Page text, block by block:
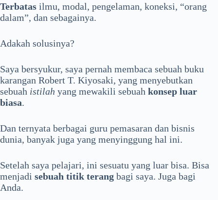
Terbatas ilmu, modal, pengelaman, koneksi, “orang
dalam”, dan sebagainya.
Adakah solusinya?
Saya bersyukur, saya pernah membaca sebuah buku
karangan Robert T. Kiyosaki, yang menyebutkan
sebuah istilah yang mewakili sebuah konsep luar
biasa.
Dan ternyata berbagai guru pemasaran dan bisnis
dunia, banyak juga yang menyinggung hal ini.
Setelah saya pelajari, ini sesuatu yang luar bisa. Bisa
menjadi sebuah titik terang bagi saya. Juga bagi
Anda.